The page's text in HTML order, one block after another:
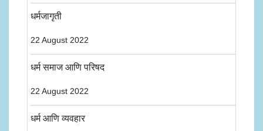
धर्मजागृती
22 August 2022
धर्म समाज आणि परिषद
22 August 2022
धर्म आणि व्यवहार